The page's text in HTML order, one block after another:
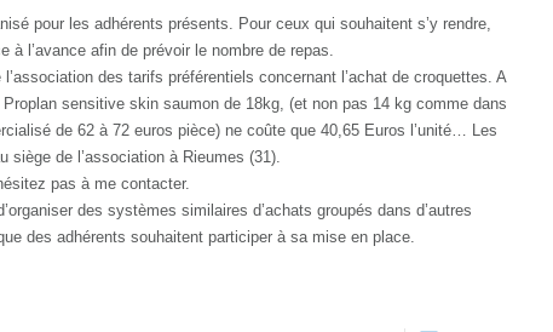
pour les adhérents présents. Pour ceux qui souhaitent s’y rendre,
à l’avance afin de prévoir le nombre de repas.
des tarifs préférentiels concernant l’achat de croquettes. A
sensitive skin saumon de 18kg, (et non pas 14 kg comme dans
de 62 à 72 euros pièce) ne coûte que 40,65 Euros l’unité… Les
siège de l’association à Rieumes (31).
pas à me contacter.
des systèmes similaires d’achats groupés dans d’autres
des adhérents souhaitent participer à sa mise en place.